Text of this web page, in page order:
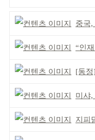
중국,
“인
[동정]
미샤,
지피